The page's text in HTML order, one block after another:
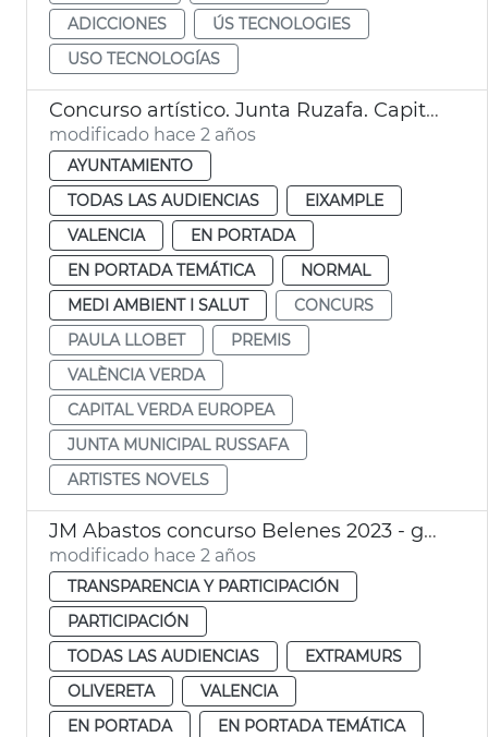
ADICCIONES
ÚS TECNOLOGIES
USO TECNOLOGÍAS
Concurso artístico. Junta Ruzafa. Capital verde
modificado hace 2 años
AYUNTAMIENTO
TODAS LAS AUDIENCIAS
EIXAMPLE
VALENCIA
EN PORTADA
EN PORTADA TEMÁTICA
NORMAL
MEDI AMBIENT I SALUT
CONCURS
PAULA LLOBET
PREMIS
VALÈNCIA VERDA
CAPITAL VERDA EUROPEA
JUNTA MUNICIPAL RUSSAFA
ARTISTES NOVELS
JM Abastos concurso Belenes 2023 - galardones
modificado hace 2 años
TRANSPARENCIA Y PARTICIPACIÓN
PARTICIPACIÓN
TODAS LAS AUDIENCIAS
EXTRAMURS
OLIVERETA
VALENCIA
EN PORTADA
EN PORTADA TEMÁTICA